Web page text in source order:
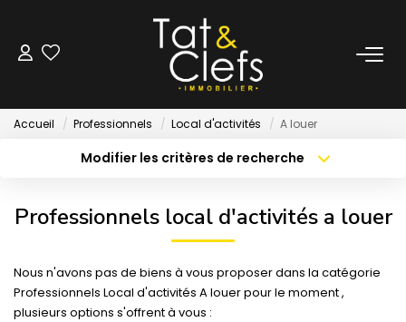
LOCATION
Nos Biens Loués
LOCAUX & BUREAUX
Accueil Professionnels Local d'activités A louer
Modifier les critères de recherche
Plus de critères Créer une alerte
Professionnels local d'activités a louer
Nous n'avons pas de biens à vous proposer dans la catégorie
Professionnels Local d'activités A louer pour le moment ,
plusieurs options s'offrent à vous :